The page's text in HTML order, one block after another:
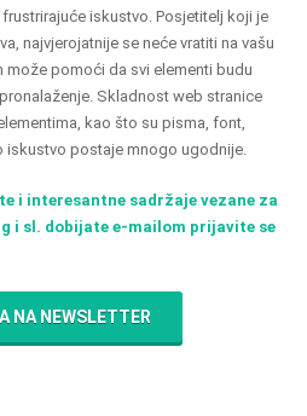
iskustvo. Posjetitelj koji je
najvjerojatnije se neće vratiti na vašu
može pomoći da svi elementi budu
Skladnost web stranice
kao što su pisma, font,
iskustvo postaje mnogo ugodnije.
i interesantne sadržaje vezane za
i sl. dobijate e-mailom prijavite se
NA NEWSLETTER